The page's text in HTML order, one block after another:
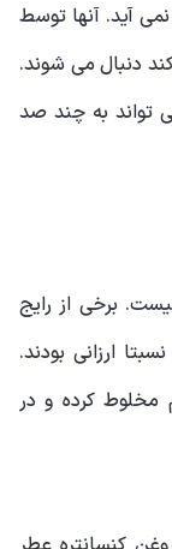
آید. آنها توسط
دنبال می شوند.
دلار است و می تواند به چند صد
برخی از رایج
ارزانی بودند.
مخلوط کرده و در